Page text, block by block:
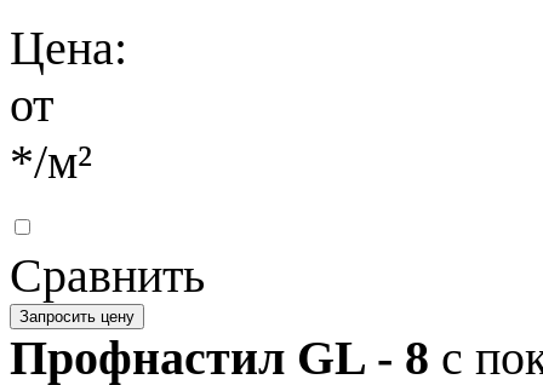
Цена:
от
*/м²
Сравнить
Запросить цену
Профнастил GL - 8 с